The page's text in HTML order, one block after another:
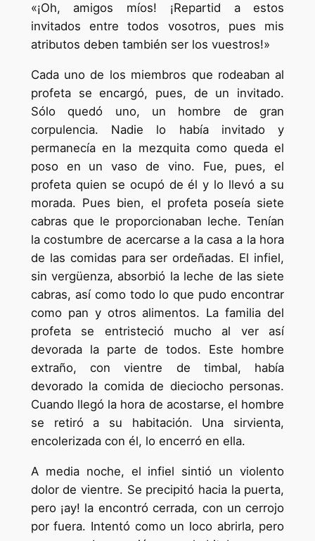
«¡Oh, amigos míos! ¡Repartid a estos
invitados entre todos vosotros, pues mis
atributos deben también ser los vuestros!»
Cada uno de los miembros que rodeaban al
profeta se encargó, pues, de un invitado.
Sólo quedó uno, un hombre de gran
corpulencia. Nadie lo había invitado y
permanecía en la mezquita como queda el
poso en un vaso de vino. Fue, pues, el
profeta quien se ocupó de él y lo llevó a su
morada. Pues bien, el profeta poseía siete
cabras que le proporcionaban leche. Tenían
la costumbre de acercarse a la casa a la hora
de las comidas para ser ordeñadas. El infiel,
sin vergüenza, absorbió la leche de las siete
cabras, así como todo lo que pudo encontrar
como pan y otros alimentos. La familia del
profeta se entristeció mucho al ver así
devorada la parte de todos. Este hombre
extraño, con vientre de timbal, había
devorado la comida de dieciocho personas.
Cuando llegó la hora de acostarse, el hombre
se retiró a su habitación. Una sirvienta,
encolerizada con él, lo encerró en ella.
A media noche, el infiel sintió un violento
dolor de vientre. Se precipitó hacia la puerta,
pero ¡ay! la encontró cerrada, con un cerrojo
por fuera. Intentó como un loco abrirla, pero